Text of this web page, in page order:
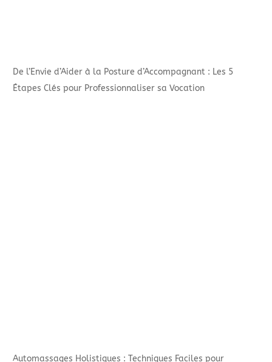
De l’Envie d’Aider à la Posture d’Accompagnant : Les 5
Étapes Clés pour Professionnaliser sa Vocation
Automassages Holistiques : Techniques Faciles pour